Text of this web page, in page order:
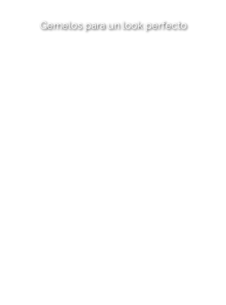
Gemelos para un look perfecto